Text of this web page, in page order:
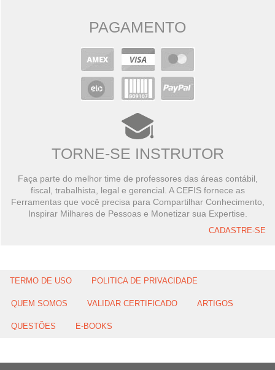
PAGAMENTO
TORNE-SE INSTRUTOR
Faça parte do melhor time de professores das áreas contábil,
fiscal, trabalhista, legal e gerencial. A CEFIS fornece as
Ferramentas que você precisa para Compartilhar Conhecimento,
Inspirar Milhares de Pessoas e Monetizar sua Expertise.
CADASTRE-SE
TERMO DE USO POLITICA DE PRIVACIDADE
QUEM SOMOS VALIDAR CERTIFICADO ARTIGOS
QUESTÕES E-BOOKS